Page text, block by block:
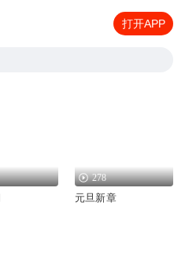
打开APP
278
元旦新章